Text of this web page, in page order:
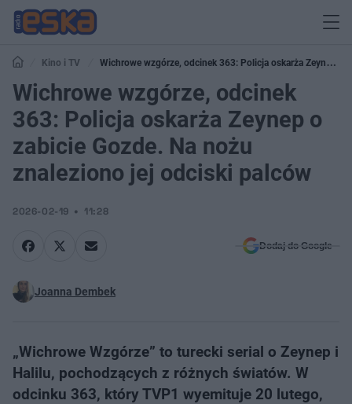
Kino i TV
Wichrowe wzgórze, odcinek 363: Policja oskarża Zeynep o
zabicie Gozde. Na nożu znaleziono jej odciski palców
Wichrowe wzgórze, odcinek
363: Policja oskarża Zeynep o
zabicie Gozde. Na nożu
znaleziono jej odciski palców
2026-02-19 11:28
Dodaj do Google
Joanna Dembek
„Wichrowe Wzgórze” to turecki serial o Zeynep i
Halilu, pochodzących z różnych światów. W
odcinku 363, który TVP1 wyemituje 20 lutego,